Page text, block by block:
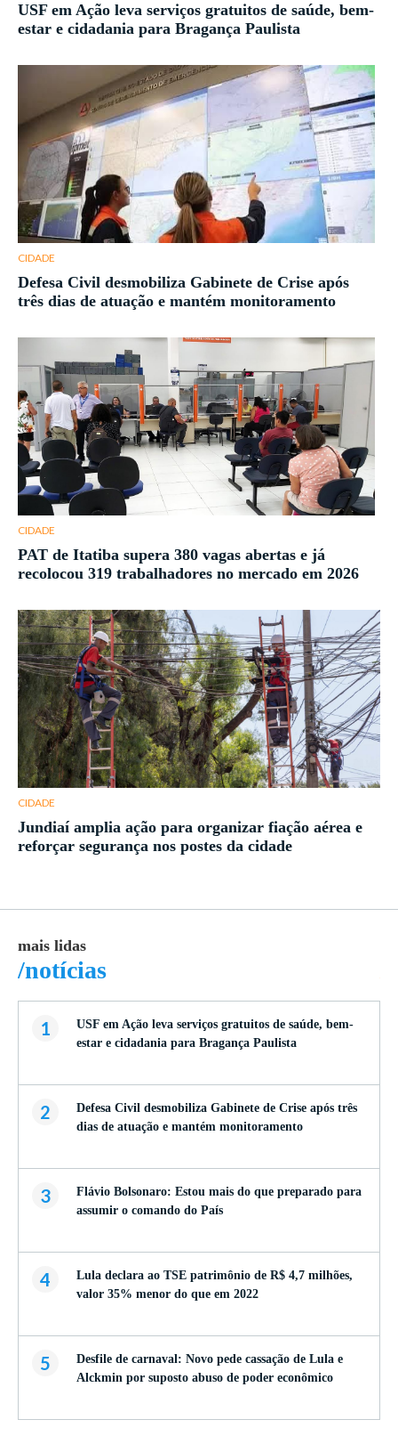
USF em Ação leva serviços gratuitos de saúde, bem-
estar e cidadania para Bragança Paulista
CIDADE
Defesa Civil desmobiliza Gabinete de Crise após
três dias de atuação e mantém monitoramento
CIDADE
PAT de Itatiba supera 380 vagas abertas e já
recolocou 319 trabalhadores no mercado em 2026
CIDADE
Jundiaí amplia ação para organizar fiação aérea e
reforçar segurança nos postes da cidade
mais lidas
/notícias
1
USF em Ação leva serviços gratuitos de saúde, bem-
estar e cidadania para Bragança Paulista
2
Defesa Civil desmobiliza Gabinete de Crise após três
dias de atuação e mantém monitoramento
3
Flávio Bolsonaro: Estou mais do que preparado para
assumir o comando do País
4
Lula declara ao TSE patrimônio de R$ 4,7 milhões,
valor 35% menor do que em 2022
5
Desfile de carnaval: Novo pede cassação de Lula e
Alckmin por suposto abuso de poder econômico